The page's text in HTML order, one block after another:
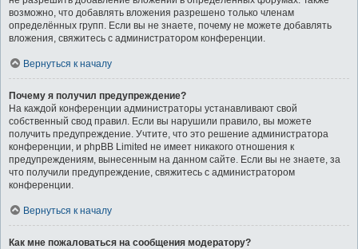
возможно, что добавлять вложения разрешено только членам
определённых групп. Если вы не знаете, почему не можете добавлять
вложения, свяжитесь с администратором конференции.
Вернуться к началу
Почему я получил предупреждение?
На каждой конференции администраторы устанавливают свой
собственный свод правил. Если вы нарушили правило, вы можете
получить предупреждение. Учтите, что это решение администратора
конференции, и phpBB Limited не имеет никакого отношения к
предупреждениям, вынесенным на данном сайте. Если вы не знаете, за
что получили предупреждение, свяжитесь с администратором
конференции.
Вернуться к началу
Как мне пожаловаться на сообщения модератору?